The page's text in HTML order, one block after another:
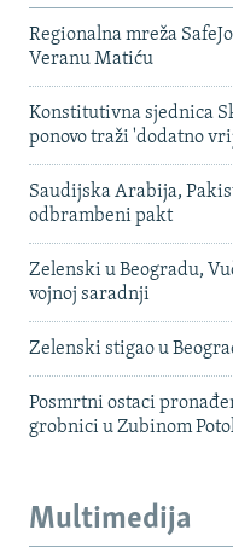
Regionalna mreža
Veranu Matiću
Konstitutivna sjednica
ponovo traži 'dodatno
Saudijska Arabija,
odbrambeni pakt
Zelenski u Beogradu,
vojnoj saradnji
Zelenski stigao u
Posmrtni ostaci
grobnici u Zubinom
Multimedija